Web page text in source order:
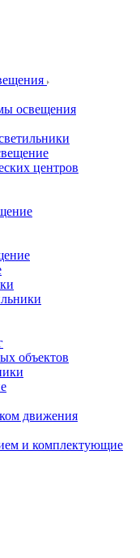
освещения
центров
объектов
движения
и комплектующие